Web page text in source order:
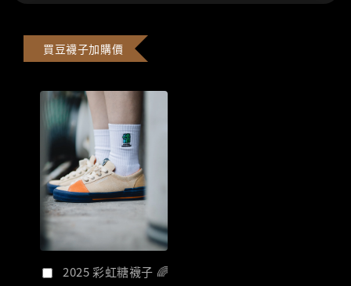
買豆襪子加購價
2025 彩虹糖襪子 🌈